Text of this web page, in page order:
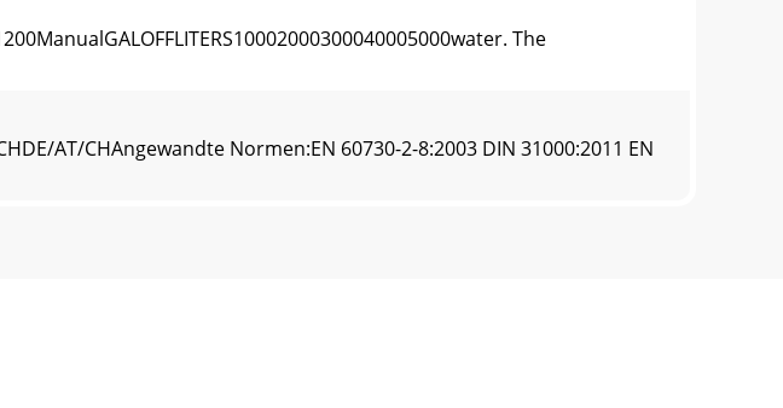
The
AT/CHAngewandte Normen:EN 60730-2-8:2003 DIN 31000:2011 EN